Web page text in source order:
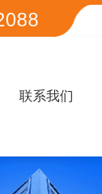
联系我们